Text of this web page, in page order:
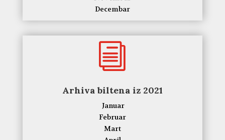
Decembar
i
Arhiva biltena iz 2021
Januar
Februar
Mart